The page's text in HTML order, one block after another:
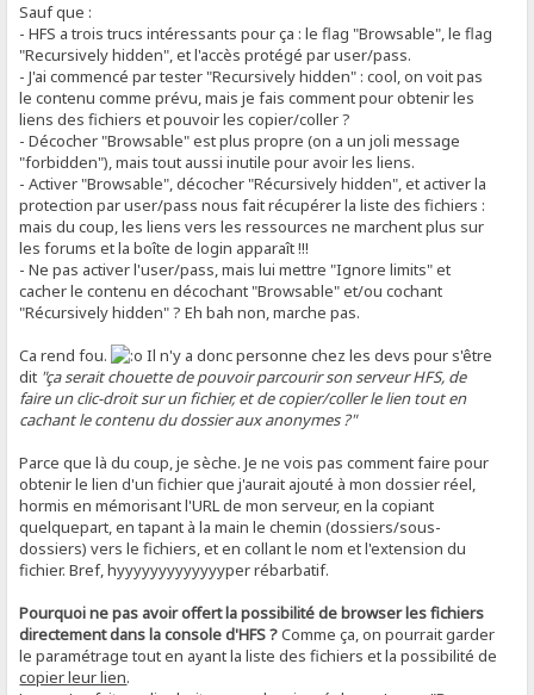
Sauf que :
- HFS a trois trucs intéressants pour ça : le flag "Browsable", le flag
"Recursively hidden", et l'accès protégé par user/pass.
- J'ai commencé par tester "Recursively hidden" : cool, on voit pas
le contenu comme prévu, mais je fais comment pour obtenir les
liens des fichiers et pouvoir les copier/coller ?
- Décocher "Browsable" est plus propre (on a un joli message
"forbidden"), mais tout aussi inutile pour avoir les liens.
- Activer "Browsable", décocher "Récursively hidden", et activer la
protection par user/pass nous fait récupérer la liste des fichiers :
mais du coup, les liens vers les ressources ne marchent plus sur
les forums et la boîte de login apparaît !!!
- Ne pas activer l'user/pass, mais lui mettre "Ignore limits" et
cacher le contenu en décochant "Browsable" et/ou cochant
"Récursively hidden" ? Eh bah non, marche pas.
Ca rend fou.
Il n'y a donc personne chez les devs pour s'être
dit "ça serait chouette de pouvoir parcourir son serveur HFS, de
faire un clic-droit sur un fichier, et de copier/coller le lien tout en
cachant le contenu du dossier aux anonymes ?"
Parce que là du coup, je sèche. Je ne vois pas comment faire pour
obtenir le lien d'un fichier que j'aurait ajouté à mon dossier réel,
hormis en mémorisant l'URL de mon serveur, en la copiant
quelquepart, en tapant à la main le chemin (dossiers/sous-
dossiers) vers le fichiers, et en collant le nom et l'extension du
fichier. Bref, hyyyyyyyyyyyyyper rébarbatif.
Pourquoi ne pas avoir offert la possibilité de browser les fichiers
directement dans la console d'HFS ?Comme ça, on pourrait garder
le paramétrage tout en ayant la liste des fichiers et la possibilité de
copier leur lien.